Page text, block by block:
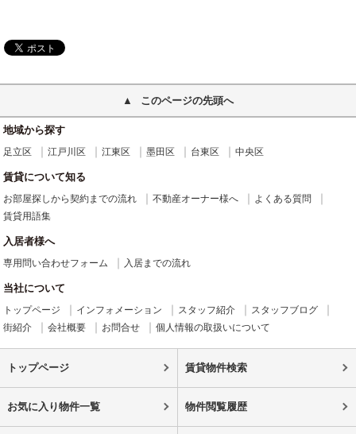
このページの先頭へ
地域から探す
足立区 江戸川区 江東区 墨田区 台東区 中央区
賃貸について知る
お部屋探しから契約までの流れ 不動産オーナー様へ
よくある質問
賃貸用語集
入居者様へ
専用問い合わせフォーム 入居までの流れ
当社について
トップページ インフォメーション スタッフ紹介
スタッフブログ
街紹介
会社概要 お問合せ 個人情報の取扱いについて
トップページ 賃貸物件検索
お気に入り物件一覧 物件閲覧履歴